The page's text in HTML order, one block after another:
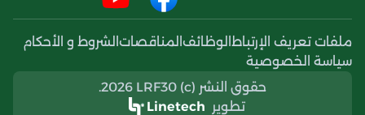
ملفات تعريف الإرتباط الوظائف المناقصات الشروط و الأحكام
سياسة الخصوصية
حقوق النشر (c) 2026 LRF30.
تطوير Linetech